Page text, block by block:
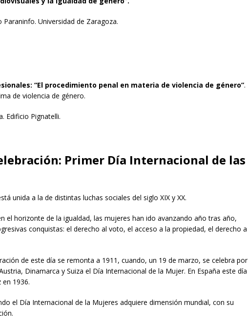
Paraninfo. Universidad de Zaragoza.
“El procedimiento penal en materia de violencia de género”.
de violencia de género.
Edificio Pignatelli.
Primer Día Internacional de las
unida a la de distintas luchas sociales del siglo XIX y XX.
el horizonte de la igualdad, las mujeres han ido avanzando año tras año,
conquistas: el derecho al voto, el acceso a la propiedad, el derecho a
de este día se remonta a 1911, cuando, un 19 de marzo, se celebra por
Dinamarca y Suiza el Día Internacional de la Mujer. En España este día
1936.
el Día Internacional de la Mujeres adquiere dimensión mundial, con su